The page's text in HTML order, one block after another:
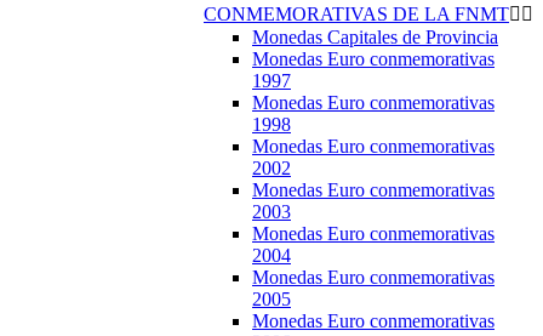
CONMEMORATIVAS DE LA FNMT 
Monedas Capitales de Provincia
Monedas Euro conmemorativas
1997
Monedas Euro conmemorativas
1998
Monedas Euro conmemorativas
2002
Monedas Euro conmemorativas
2003
Monedas Euro conmemorativas
2004
Monedas Euro conmemorativas
2005
Monedas Euro conmemorativas